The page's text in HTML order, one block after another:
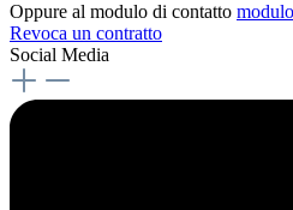
Oppure al modulo di contatto
Revoca un contratto
Social Media